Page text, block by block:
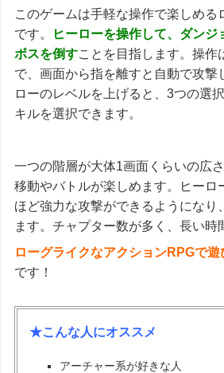
このゲームは手軽な操作で楽しめる
です。
ヒーローを操作して、ダンジ
ボスを倒すことを目指します。操作
で、画面から指を離すと自動で攻撃
ローのレベルを上げると、3つの選
キルを選択できます。
一つの階層が大体1画面くらいの広
移動やバトルが楽しめます。ヒーロ
ほど強力な攻撃ができるようになり
ます。チャプター数が多く、長い時
ローグライクなアクションRPGで
です！
★こんな人にオススメ
アーチャー系が好きな人